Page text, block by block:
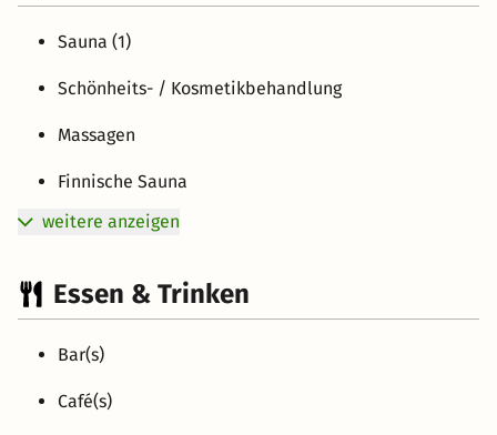
Sauna (1)
Schönheits- / Kosmetikbehandlung
Massagen
Finnische Sauna
weitere anzeigen
Essen & Trinken
Bar(s)
Café(s)